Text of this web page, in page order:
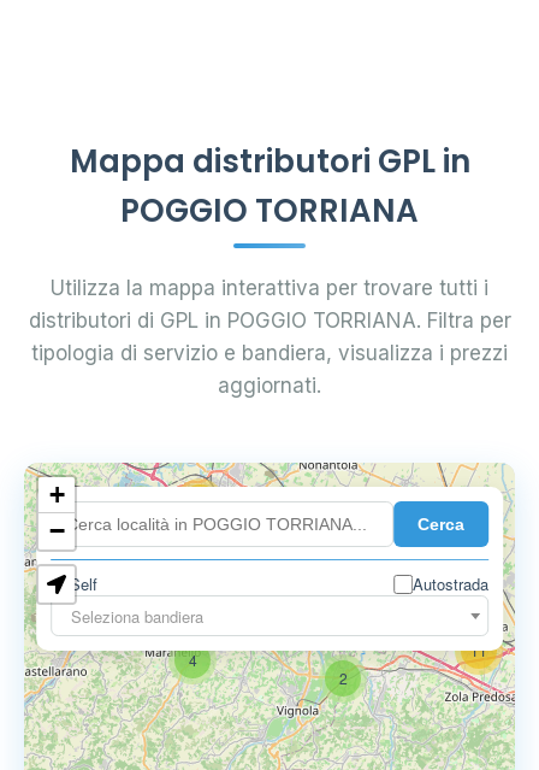
Mappa distributori GPL in
POGGIO TORRIANA
Utilizza la mappa interattiva per trovare tutti i
distributori di GPL in POGGIO TORRIANA. Filtra per
tipologia di servizio e bandiera, visualizza i prezzi
aggiornati.
Cerca
Self
Autostrada
Seleziona bandiera
4
11
18
9
2
11
+
−